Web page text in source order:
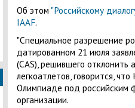
Об этом "Российскому
IAAF.
"Специальное разрешение
датированном 21 июля
(CAS), решившего
легкоатлетов, говорится,
Олимпиаде под российским
организации.